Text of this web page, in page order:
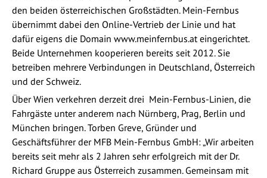
den beiden österreichischen Großstädten. Mein-Fernbus
übernimmt dabei den Online-Vertrieb der Linie und hat
dafür eigens die Domain www.meinfernbus.at eingerichtet.
Beide Unternehmen kooperieren bereits seit 2012. Sie
betreiben mehrere Verbindungen in Deutschland, Österreich
und der Schweiz.
Über Wien verkehren derzeit drei Mein-Fernbus-Linien, die
Fahrgäste unter anderem nach Nürnberg, Prag, Berlin und
München bringen. Torben Greve, Gründer und
Geschäftsführer der MFB Mein-Fernbus GmbH: „Wir arbeiten
bereits seit mehr als 2 Jahren sehr erfolgreich mit der Dr.
Richard Gruppe aus Österreich zusammen. Gemeinsam mit